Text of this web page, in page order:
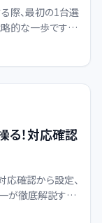
際、最初の1台選
的な一歩です。
最大化する選
る！対応確認
応確認から設定、
が徹底解説する